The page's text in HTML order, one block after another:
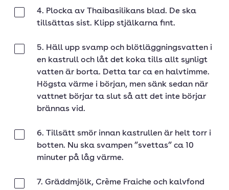
4. Plocka av Thaibasilikans blad. De ska
tillsättas sist. Klipp stjälkarna fint.
5. Häll upp svamp och blötläggningsvatten i
en kastrull och låt det koka tills allt synligt
vatten är borta. Detta tar ca en halvtimme.
Högsta värme i början, men sänk sedan när
vattnet börjar ta slut så att det inte börjar
brännas vid.
6. Tillsätt smör innan kastrullen är helt torr i
botten. Nu ska svampen ”svettas” ca 10
minuter på låg värme.
7. Gräddmjölk, Crème Fraiche och kalvfond